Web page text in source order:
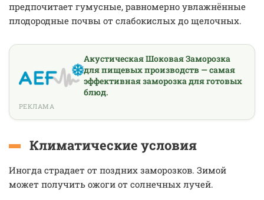
предпочитает гумусные, равномерно увлажнённые
плодородные почвы от слабокислых до щелочных.
Акустическая Шоковая Заморозка
для пищевых производств — самая
эффективная заморозка для готовых
блюд.
РЕКЛАМА
Климатические условия
Иногда страдает от поздних заморозков. Зимой
может получить ожоги от солнечных лучей.